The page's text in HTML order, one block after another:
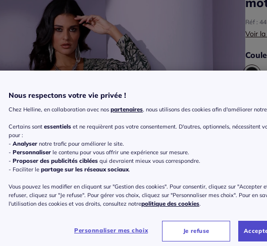
Réf :
Voir
42
44
Nous respectons votre vie privée !
Chez Helline, en collaboration avec nos partenaires, nous utilisons des cookies afin d'améliorer
Certains sont essentiels et ne requièrent pas votre consentement. D'autres, optionnels, nécessitent
pour :
- Analyser notre trafic pour améliorer le site.
- Personnaliser le contenu pour vous offrir une expérience sur mesure.
- Proposer des publicités ciblées qui devraient mieux vous correspondre.
- Faciliter le partage sur les réseaux sociaux.
Vous pouvez les modifier en cliquant sur "Gestion des cookies". Pour consentir, cliquez sur "Accepter
refuser, cliquez sur "Je refuse". Pour gérer vos choix, cliquez sur "Personnaliser mes choix". Pour en
l'utilisation des cookies et vos droits, consultez notrepolitique des cookies.
Personnaliser mes choix Je refuse